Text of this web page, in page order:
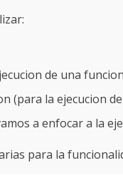
de una funcion
(para la ejecucion
a enfocar a la
para la